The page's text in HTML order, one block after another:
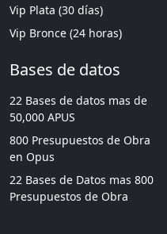
Vip Plata (30 días)
Vip Bronce (24 horas)
Bases de datos
22 Bases de datos mas de
50,000 APUS
800 Presupuestos de Obra
en Opus
22 Bases de Datos mas 800
Presupuestos de Obra